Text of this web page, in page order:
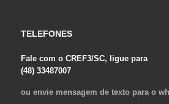
TELEFONES
Fale com o CREF3/SC, ligue para
(48) 33487007
ou envie mensagem de texto para o